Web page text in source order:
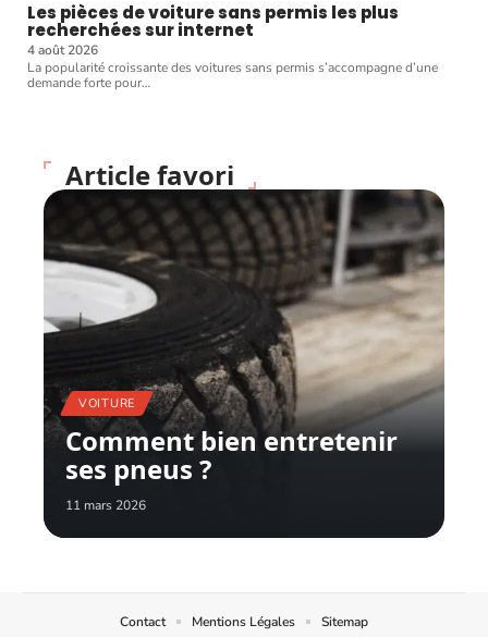
Les pièces de voiture sans permis les plus
recherchées sur internet
4 août 2026
La popularité croissante des voitures sans permis s’accompagne d’une
demande forte pour…
Article favori
VOITURE
Comment bien entretenir
ses pneus ?
11 mars 2026
Contact Mentions Légales Sitemap